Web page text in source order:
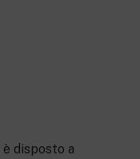
disposto a